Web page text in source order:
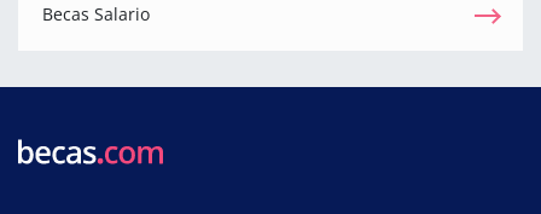
Becas Salario